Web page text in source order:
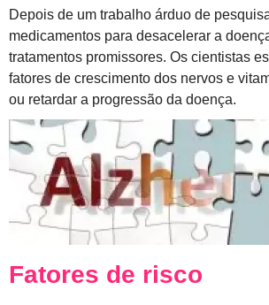
Depois de um trabalho árduo de
medicamentos para desacelerar a
tratamentos promissores. Os cientistas
fatores de crescimento dos nervos e
ou retardar a progressão da doença.
Fatores de risco